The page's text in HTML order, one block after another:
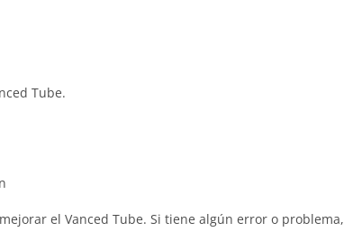
Tube.
el Vanced Tube. Si tiene algún error o problema,